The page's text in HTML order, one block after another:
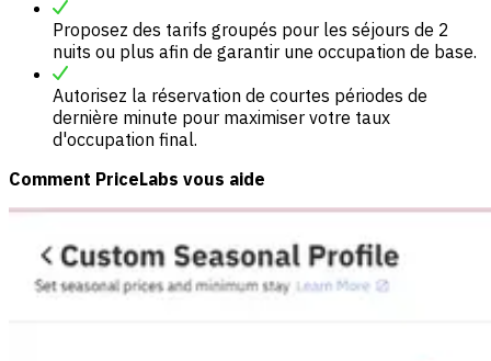
Proposez des tarifs groupés pour les séjours de 2
nuits ou plus afin de garantir une occupation de base.
Autorisez la réservation de courtes périodes de
dernière minute pour maximiser votre taux
d'occupation final.
Comment PriceLabs vous aide